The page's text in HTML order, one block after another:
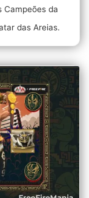
Campeões da
das Areias.